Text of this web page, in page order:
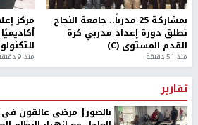
كما يواصل الأسير
عن الطعام منذ أربعة أيام، للمطالبة بالسماح
شقيقه الأسير حازم القواسمة القابع في